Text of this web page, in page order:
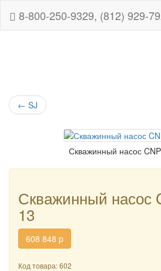
8-800-250-9329, (812) 929-
← SJ
Скважинный насос
Скважинный насос
13
608 848 p
Код товара: 602